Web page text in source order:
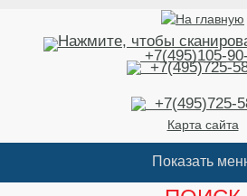
+7(495)105-
+7(495)725-
+7(495)725-
Карта сайта